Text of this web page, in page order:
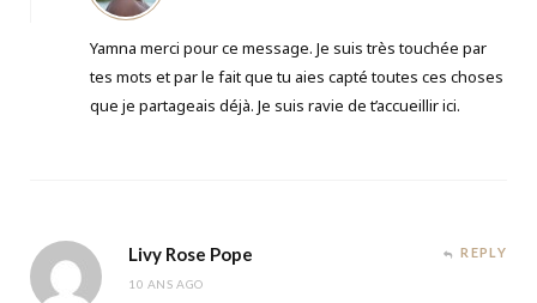
Yamna merci pour ce message. Je suis très touchée par
tes mots et par le fait que tu aies capté toutes ces choses
que je partageais déjà. Je suis ravie de t’accueillir ici.
Livy Rose Pope
10 ANS AGO
REPLY